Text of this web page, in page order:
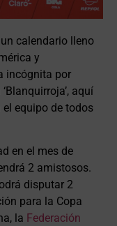
calendario lleno
y
incógnita por
aquí
equipo de todos
en el mes de
2 amistosos.
disputar 2
para la Copa
la Federación